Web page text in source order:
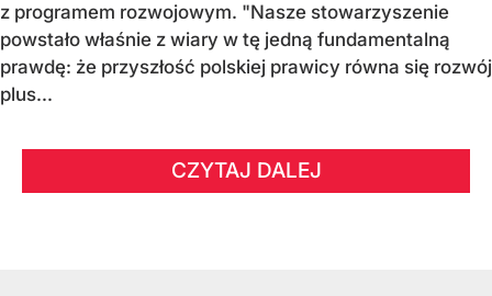
z programem rozwojowym. "Nasze stowarzyszenie
powstało właśnie z wiary w tę jedną fundamentalną
prawdę: że przyszłość polskiej prawicy równa się rozwój
plus...
CZYTAJ DALEJ